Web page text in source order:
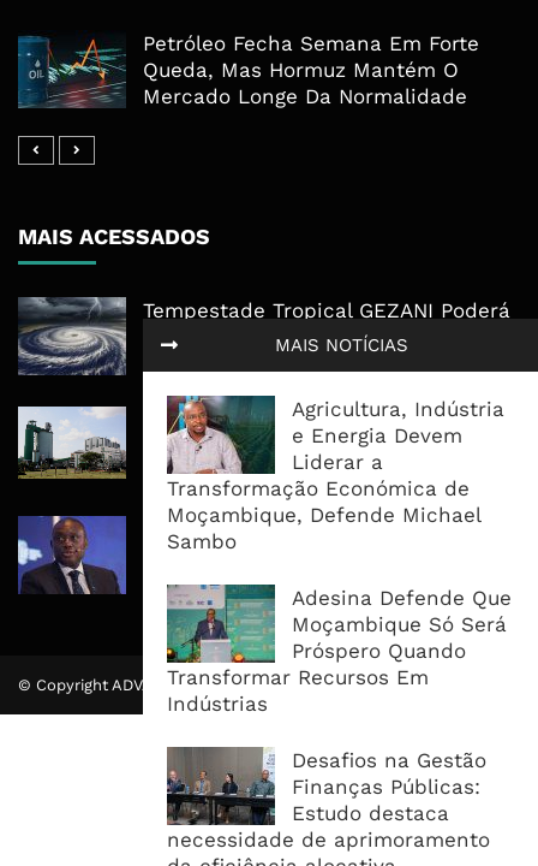
MAIS NOTÍCIAS
Agricultura, Indústria
e Energia Devem
Liderar a
Transformação Económica de
Moçambique, Defende Michael
Sambo
Adesina Defende Que
Moçambique Só Será
Próspero Quando
Transformar Recursos Em
Indústrias
Desafios na Gestão
Finanças Públicas:
Estudo destaca
necessidade de aprimoramento
Petróleo Fecha Semana Em Forte
Queda, Mas Hormuz Mantém O
Mercado Longe Da Normalidade
MAIS ACESSADOS
Tempestade Tropical GEZANI Poderá
Afectar Mais De Um Milhão De
Governo admite nova operadora
para a Mozal após suspensão das
operações
CEO do Standard Bank pede ao
Governo que “saia do caminho” e
facilite os negócios
© Copyright ADVALUE. Todos Direitos Reservados.